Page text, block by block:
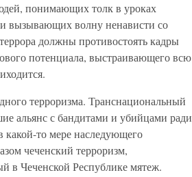
понимающих толк в уроках
вызывающих волну ненависти со
должны противостоять кадры
потенциала, выстраивающего всю
терроризма. Транснациональный
альянс с бандитами и убийцами ради
какой-то мере наследующего
чеченский терроризм,
в Чеченской Республике мятеж.